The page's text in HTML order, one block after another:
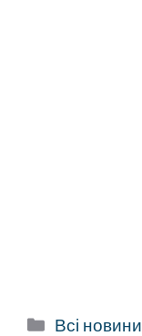
Категорії
Всі новини